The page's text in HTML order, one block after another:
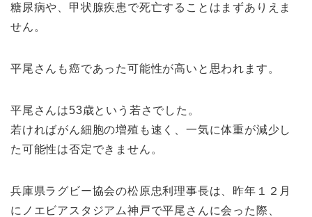
糖尿病や、甲状腺疾患で死亡することはまずありえま
せん。
平尾さんも癌であった可能性が高いと思われます。
平尾さんは53歳という若さでした。
若ければがん細胞の増殖も速く、一気に体重が減少し
た可能性は否定できません。
兵庫県ラグビー協会の松原忠利理事長は、昨年１２月
にノエビアスタジアム神戸で平尾さんに会った際、